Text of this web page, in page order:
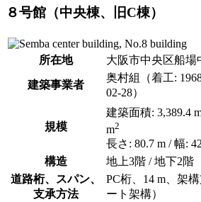
８号館（中央棟、旧C棟）
所在地 大阪市中央区船場
建築事業者
奥村組（着工:
02-28）
規模
建築面積: 3,389.4
m2
長さ: 80.7 m / 幅:
構造
地上3階 / 地下2階
道路桁、スパン、
支承方法
PC桁、14 m、架
ート架構）